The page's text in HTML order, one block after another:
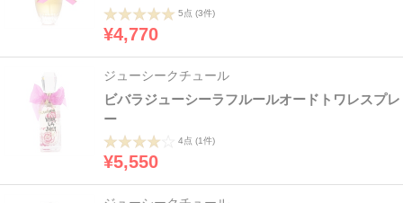
5点 (3件)
¥4,770
ジューシークチュール
ビバラジューシーラフルールオードトワレスプレ
ー
4点 (1件)
¥5,550